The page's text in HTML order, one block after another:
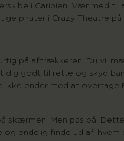
i Caribien. Vær med
pirater i Crazy Theatre på
på aftrækkeren. Du vil
godt til rette og skyd
ender med at overtage
skærmen. Men pas på!
og endelig finde ud af,